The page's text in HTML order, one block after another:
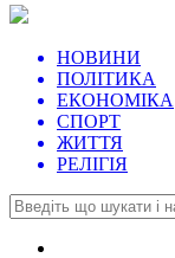
НОВИНИ
ПОЛІТИКА
ЕКОНОМІКА
СПОРТ
ЖИТТЯ
РЕЛІГІЯ